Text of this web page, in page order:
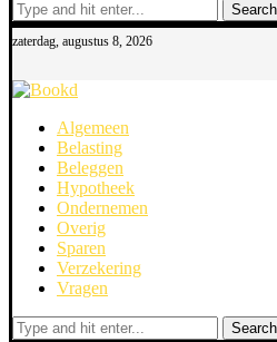
Search
zaterdag, augustus 8, 2026
Algemeen
Belasting
Beleggen
Hypotheek
Ondernemen
Overig
Sparen
Verzekering
Vragen
Search